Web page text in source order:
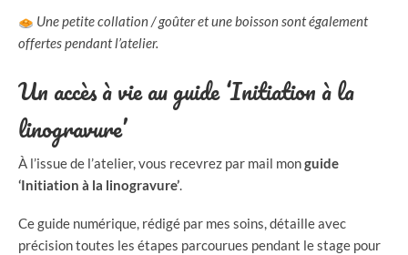
Une petite collation / goûter et une boisson sont également
offertes pendant l’atelier.
Un accès à vie au guide ‘Initiation à la
linogravure’
À l’issue de l’atelier, vous recevrez par mail monguide
‘Initiation à la linogravure’.
Ce guide numérique, rédigé par mes soins, détaille avec
précision toutes les étapes parcourues pendant le stage pour